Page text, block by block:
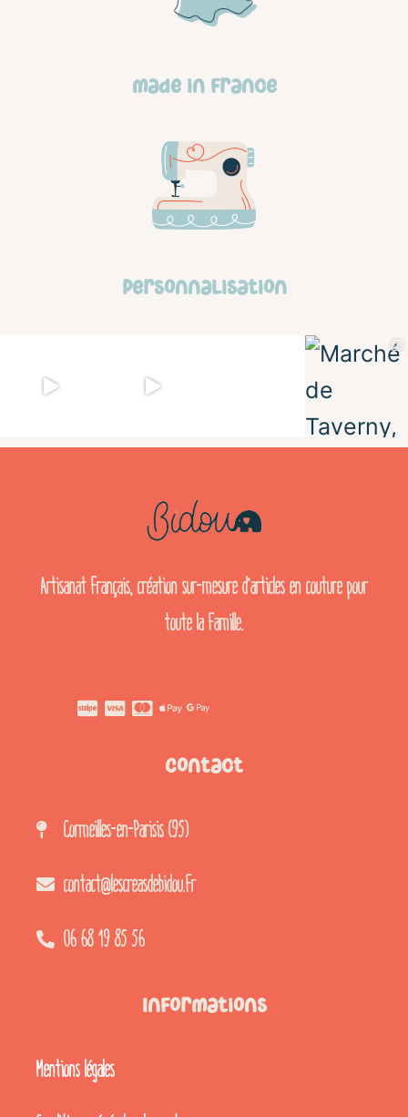
made in france
personnalisation
Artisanat français, création sur-mesure d’articles en couture pour
toute la famille.
Contact
Cormeilles-en-Parisis (95)
contact@lescreasdebidou.fr
06 68 19 85 56
Informations
Mentions légales